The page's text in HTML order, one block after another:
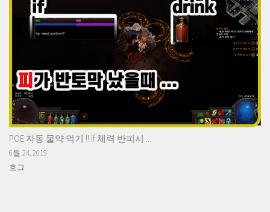
POE 자동 물약 먹기 !! if 체력 반피시 ...
6월 24, 2019
호그